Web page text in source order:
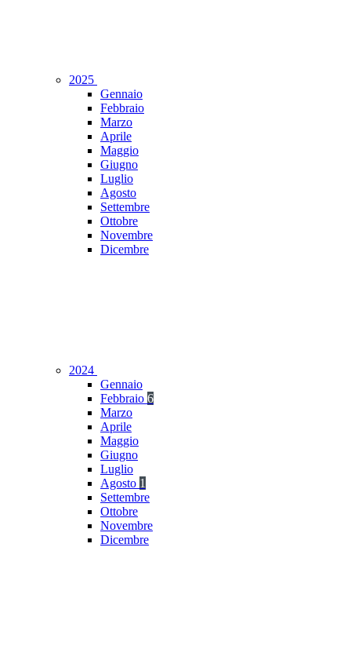
2025
Gennaio
Febbraio
Marzo
Aprile
Maggio
Giugno
Luglio
Agosto
Settembre
Ottobre
Novembre
Dicembre
2024
Gennaio
Febbraio 6
Marzo
Aprile
Maggio
Giugno
Luglio
Agosto 1
Settembre
Ottobre
Novembre
Dicembre